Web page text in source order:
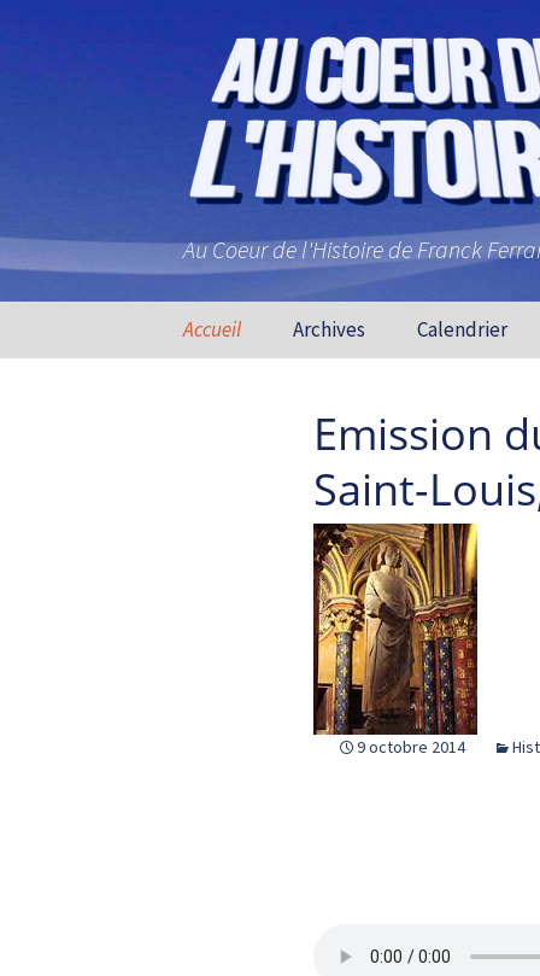
Au Coeur de l'Histoire de Franck
Aller au contenu principal
Accueil Archives Calendrier
Emission
Saint-
9 octobre 2014